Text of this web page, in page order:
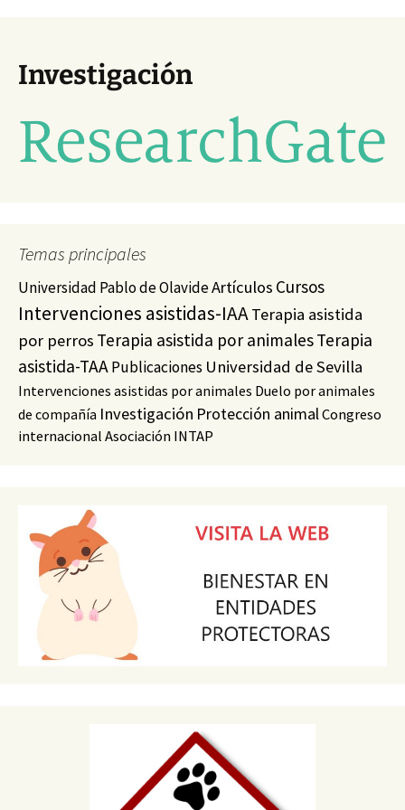
Investigación
Temas principales
Universidad Pablo de OlavideArtículos Cursos
Intervenciones asistidas-IAATerapia asistida
por perros Terapia asistida por animalesTerapia
asistida-TAA Publicaciones Universidad de Sevilla
Intervenciones asistidas por animales Duelo por animales
de compañía Investigación Protección animalCongreso
internacionalAsociación INTAP